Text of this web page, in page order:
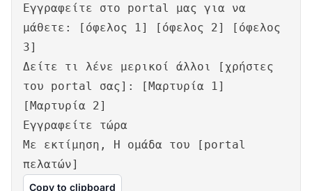
Εγγραφείτε στο portal μας για να
μάθετε: [όφελος 1] [όφελος 2] [όφελος
3]
Δείτε τι λένε μερικοί άλλοι [χρήστες
του portal σας]: [Μαρτυρία 1]
[Μαρτυρία 2]
Εγγραφείτε τώρα
Με εκτίμηση, Η ομάδα του [portal
πελατών]
Copy to clipboard